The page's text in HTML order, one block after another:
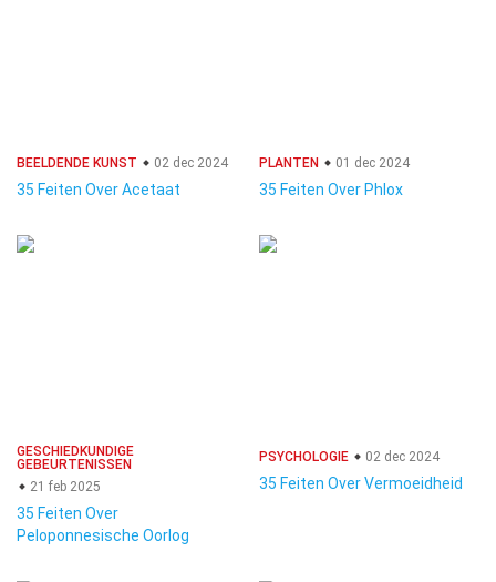
BEELDENDE KUNST 02 dec 2024
35 Feiten Over Acetaat
PLANTEN 01 dec 2024
35 Feiten Over Phlox
GESCHIEDKUNDIGE
GEBEURTENISSEN
21 feb 2025
35 Feiten Over
Peloponnesische Oorlog
PSYCHOLOGIE 02 dec 2024
35 Feiten Over Vermoeidheid